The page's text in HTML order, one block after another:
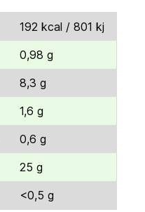
192 kcal / 801 kj
0,98 g
8,3 g
1,6 g
0,6 g
25 g
<0,5 g